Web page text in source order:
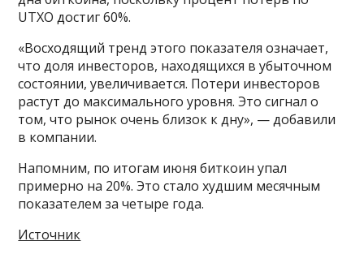
UTXO достиг 60%.
«Восходящий тренд этого показателя означает,
что доля инвесторов, находящихся в убыточном
состоянии, увеличивается. Потери инвесторов
растут до максимального уровня. Это сигнал о
том, что рынок очень близок к дну», — добавили
в компании.
Напомним, по итогам июня биткоин упал
примерно на 20%. Это стало худшим месячным
показателем за четыре года.
Источник